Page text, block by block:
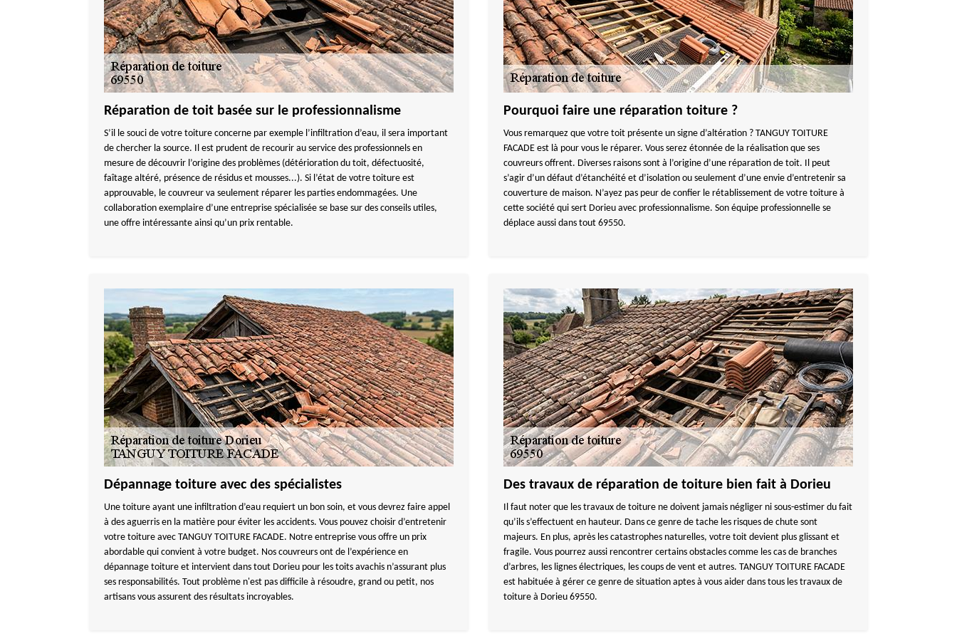
Réparation de toit basée sur le professionnalisme
S’il le souci de votre toiture concerne par exemple l’infiltration d’eau, il sera important
de chercher la source. Il est prudent de recourir au service des professionnels en
mesure de découvrir l’origine des problèmes (détérioration du toit, défectuosité,
faîtage altéré, présence de résidus et mousses...). Si l’état de votre toiture est
approuvable, le couvreur va seulement réparer les parties endommagées. Une
collaboration exemplaire d’une entreprise spécialisée se base sur des conseils utiles,
une offre intéressante ainsi qu’un prix rentable.
Pourquoi faire une réparation toiture ?
Vous remarquez que votre toit présente un signe d’altération ? TANGUY TOITURE
FACADE est là pour vous le réparer. Vous serez étonnée de la réalisation que ses
couvreurs offrent. Diverses raisons sont à l’origine d’une réparation de toit. Il peut
s’agir d’un défaut d’étanchéité et d’isolation ou seulement d’une envie d’entretenir sa
couverture de maison. N’ayez pas peur de confier le rétablissement de votre toiture à
cette société qui sert Dorieu avec professionnalisme. Son équipe professionnelle se
déplace aussi dans tout 69550.
Dépannage toiture avec des spécialistes
Une toiture ayant une infiltration d’eau requiert un bon soin, et vous devrez faire appel
à des aguerris en la matière pour éviter les accidents. Vous pouvez choisir d’entretenir
votre toiture avec TANGUY TOITURE FACADE. Notre entreprise vous offre un prix
abordable qui convient à votre budget. Nos couvreurs ont de l’expérience en
dépannage toiture et intervient dans tout Dorieu pour les toits avachis n’assurant plus
ses responsabilités. Tout problème n'est pas difficile à résoudre, grand ou petit, nos
artisans vous assurent des résultats incroyables.
Des travaux de réparation de toiture bien fait à Dorieu
Il faut noter que les travaux de toiture ne doivent jamais négliger ni sous-estimer du fait
qu’ils s’effectuent en hauteur. Dans ce genre de tache les risques de chute sont
majeurs. En plus, après les catastrophes naturelles, votre toit devient plus glissant et
fragile. Vous pourrez aussi rencontrer certains obstacles comme les cas de branches
d’arbres, les lignes électriques, les coups de vent et autres. TANGUY TOITURE FACADE
est habituée à gérer ce genre de situation aptes à vous aider dans tous les travaux de
toiture à Dorieu 69550.